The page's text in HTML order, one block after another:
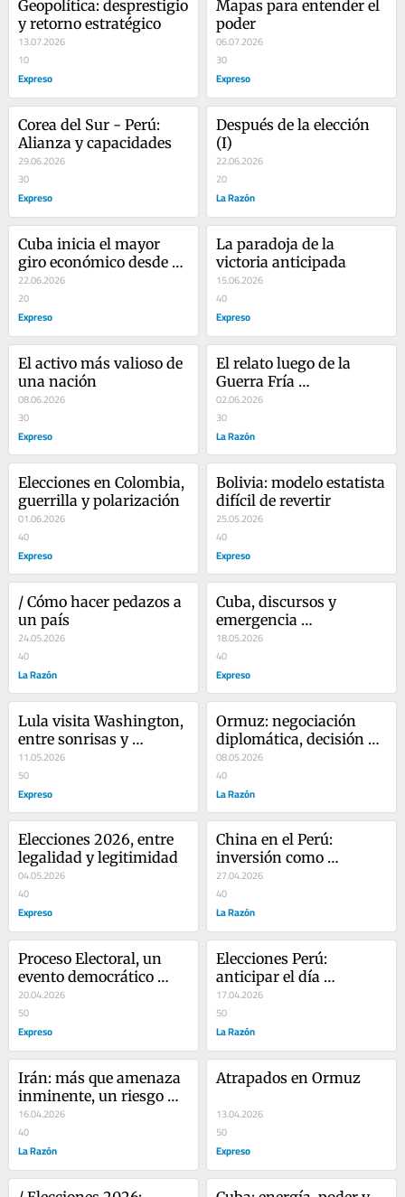
Geopolítica: desprestigio
y retorno estratégico
13.07.2026
10
Expreso
Mapas para entender el
poder
06.07.2026
30
Expreso
Corea del Sur - Perú:
Alianza y capacidades
29.06.2026
30
Expreso
Después de la elección
(I)
22.06.2026
20
La Razón
Cuba inicia el mayor
giro económico desde
1959
22.06.2026
20
Expreso
La paradoja de la
victoria anticipada
15.06.2026
40
Expreso
El activo más valioso de
una nación
08.06.2026
30
Expreso
El relato luego de la
Guerra Fría
latinoamericana
02.06.2026
30
La Razón
Elecciones en Colombia,
guerrilla y polarización
01.06.2026
40
Expreso
Bolivia: modelo estatista
difícil de revertir
25.05.2026
40
Expreso
/ Cómo hacer pedazos a
un país
24.05.2026
40
La Razón
Cuba, discursos y
emergencia
humanitaria
18.05.2026
40
Expreso
Lula visita Washington,
entre sonrisas y
garrotes
11.05.2026
50
Expreso
Ormuz: negociación
diplomática, decisión
militar
08.05.2026
40
La Razón
Elecciones 2026, entre
legalidad y legitimidad
04.05.2026
40
Expreso
China en el Perú:
inversión como
estrategia
27.04.2026
40
La Razón
Proceso Electoral, un
evento democrático
burlado
20.04.2026
50
Expreso
Elecciones Perú:
anticipar el día
siguiente
17.04.2026
50
La Razón
Irán: más que amenaza
inminente, un riesgo
permanente
16.04.2026
40
La Razón
Atrapados en Ormuz
13.04.2026
50
Expreso